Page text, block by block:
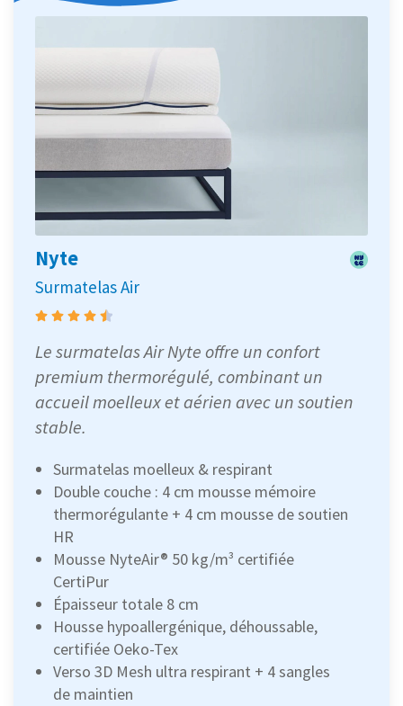
Nyte
Surmatelas Air
Le surmatelas Air Nyte offre un confort
premium thermorégulé, combinant un
accueil moelleux et aérien avec un soutien
stable.
Surmatelas moelleux & respirant
Double couche : 4 cm mousse mémoire
thermorégulante + 4 cm mousse de soutien
HR
Mousse NyteAir® 50 kg/m³ certifiée
CertiPur
Épaisseur totale 8 cm
Housse hypoallergénique, déhoussable,
certifiée Oeko-Tex
Verso 3D Mesh ultra respirant + 4 sangles
de maintien